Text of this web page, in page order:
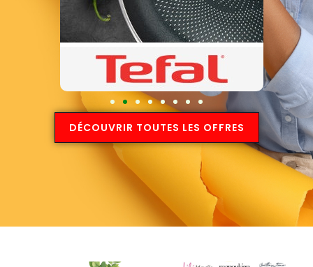
DÉCOUVRIR TOUTES LES OFFRES